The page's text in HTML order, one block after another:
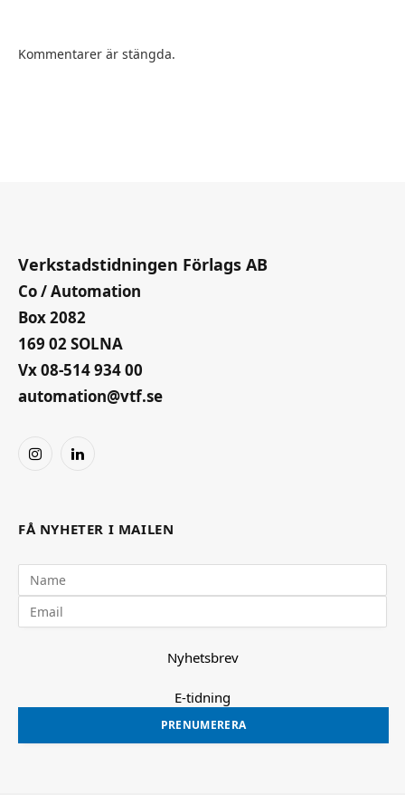
Kommentarer är stängda.
Verkstadstidningen Förlags AB
Co / Automation
Box 2082
169 02 SOLNA
Vx 08-514 934 00
automation@vtf.se
InstagramLinkedIn
FÅ NYHETER I MAILEN
Nyhetsbrev
E-tidning
PRENUMERERA